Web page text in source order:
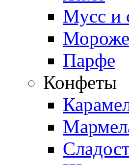
Мусс и
Парфе
Конфеты